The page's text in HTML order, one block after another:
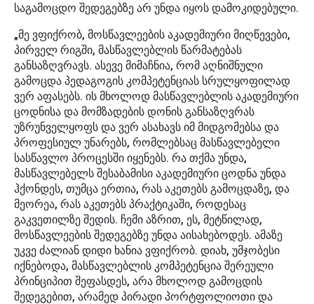
საგამოცდო შედეგებზე არ უნდა იყოს დამოკიდებული.
„მე ვფიქრობ, მოსწავლეების აკადემიური მიღწევები,
პირველ რიგში, მასწავლებლის წარმატებას
განსაზღვრავს. ასევე მიმაჩნია, რომ აღნიშნული
გამოცდა პედაგოგის კომპეტენციას სრულყოფილად
ვერ აფასებს. ის მხოლოდ მასწავლებლის აკადემიური
ცოდნისა და მომზადების დონის განსაზღვრას
უზრუნველყოფს და ვერ ასახავს იმ მიდგომებსა და
პროფესიულ უნარებს, რომლებსაც მასწავლებელი
სასწავლო პროცესში იყენებს. რა თქმა უნდა,
მასწავლებელს შესაბამისი აკადემიური ცოდნა უნდა
ჰქონდეს, თუმცა ერთია, რას აკეთებს გამოცდაზე, და
მეორეა, რას აკეთებს პრაქტიკაში, როდესაც
გაკვეთილზე შედის. ჩემი აზრით, ეს, მეტწილად,
მოსწავლეების შედეგებზე უნდა აისახებოდეს. ამაზე
უკვე ძალიან დიდი ხანია ვფიქრობ. დიახ, უმჯობესი
იქნებოდა, მასწავლებლის კომპეტენცია შერეული
პრინციპით შეფასდეს, არა მხოლოდ გამოცდის
შედეგებით, არამედ პირადი პორტფოლიოთი და